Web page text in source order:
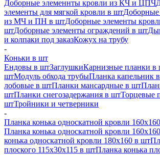
Доборные элеменнты кровли из КЧ и ЦПЧ
элементы для мягкой кровли в штДоборные
из МЧ и ПН в штДоборные элементы
штДоборные элементы ограждений в шт
и колпаки под заказКожух на трубу
-
Коньки в шт
Ендовы в штЗаглушкиКарнизные планки в
штМодуль обхода трубыПланка капельник
лобовые в штПланки мансардные в шт
штПланки снегозадержания в штТорцевые
штТройники и четверники
-
Планка конька односкатной кровли
Планка конька односкатной кровли
конька односкатной кровли 180х160 в шт
плоского 115х30х115 в штПланка конька